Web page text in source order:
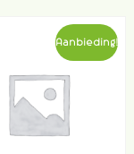
Aanbieding!